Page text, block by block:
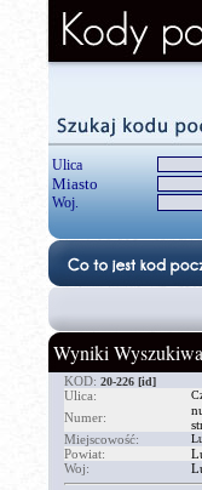
Ulica
Miasto
Woj.
Wyniki
KOD: 20-226 [id]
Ulica:
Numer:
Miejscowość:
Powiat:
Woj: